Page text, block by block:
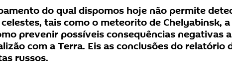
do qual dispomos hoje não permite
tais como o meteorito de Chelyabinsk,
prevenir possíveis consequências negativas
com a Terra. Eis as conclusões do relatório
russos.